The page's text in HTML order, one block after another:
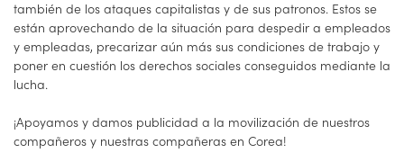
también de los ataques capitalistas y de sus patronos. Estos se
están aprovechando de la situación para despedir a empleados
y empleadas, precarizar aún más sus condiciones de trabajo y
poner en cuestión los derechos sociales conseguidos mediante la
lucha.
¡Apoyamos y damos publicidad a la movilización de nuestros
compañeros y nuestras compañeras en Corea!